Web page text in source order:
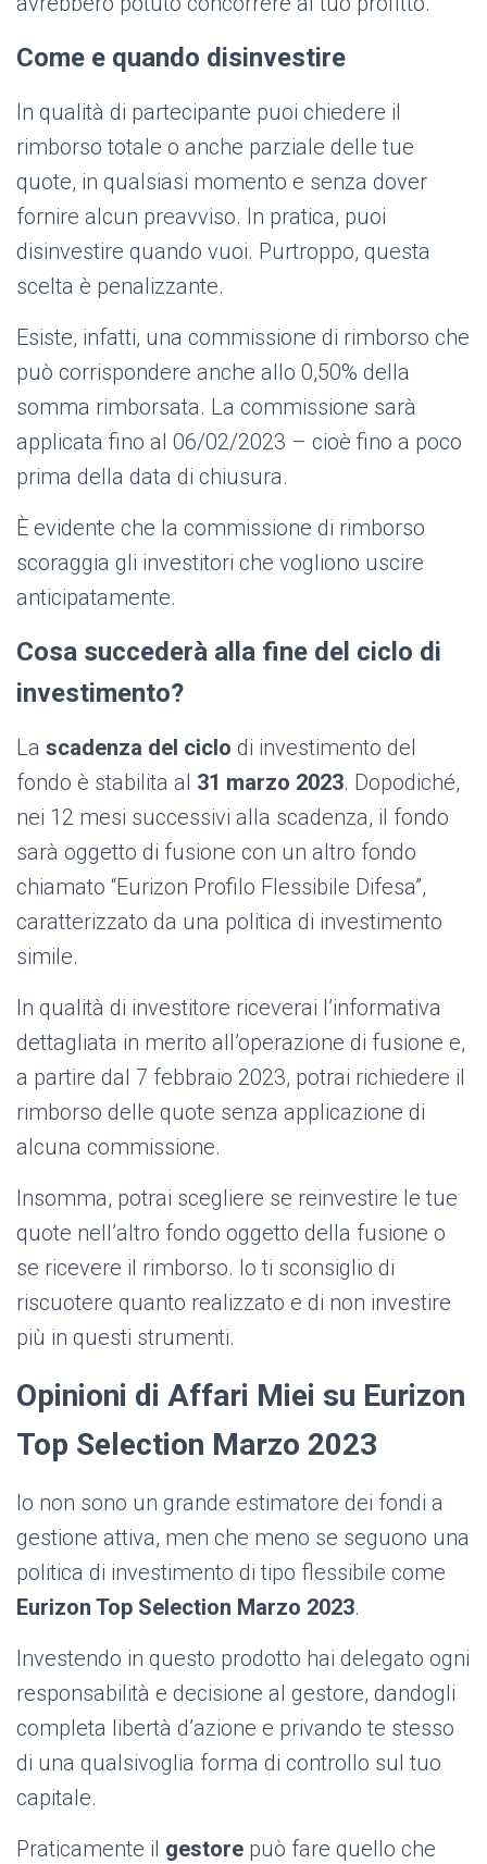
Come e quando disinvestire
In qualità di partecipante puoi chiedere il
rimborso totale o anche parziale delle tue
quote, in qualsiasi momento e senza dover
fornire alcun preavviso. In pratica, puoi
disinvestire quando vuoi. Purtroppo, questa
scelta è penalizzante.
Esiste, infatti, una commissione di rimborso che
può corrispondere anche allo 0,50% della
somma rimborsata. La commissione sarà
applicata fino al 06/02/2023 – cioè fino a poco
prima della data di chiusura.
È evidente che la commissione di rimborso
scoraggia gli investitori che vogliono uscire
anticipatamente.
Cosa succederà alla fine del ciclo di
investimento?
La scadenza del ciclo di investimento del
fondo è stabilita al 31 marzo 2023. Dopodiché,
nei 12 mesi successivi alla scadenza, il fondo
sarà oggetto di fusione con un altro fondo
chiamato “Eurizon Profilo Flessibile Difesa”,
caratterizzato da una politica di investimento
simile.
In qualità di investitore riceverai l’informativa
dettagliata in merito all’operazione di fusione e,
a partire dal 7 febbraio 2023, potrai richiedere il
rimborso delle quote senza applicazione di
alcuna commissione.
Insomma, potrai scegliere se reinvestire le tue
quote nell’altro fondo oggetto della fusione o
se ricevere il rimborso. Io ti sconsiglio di
riscuotere quanto realizzato e di non investire
più in questi strumenti.
Opinioni di Affari Miei su Eurizon
Top Selection Marzo 2023
Io non sono un grande estimatore dei fondi a
gestione attiva, men che meno se seguono una
politica di investimento di tipo flessibile come
Eurizon Top Selection Marzo 2023.
Investendo in questo prodotto hai delegato ogni
responsabilità e decisione al gestore, dandogli
completa libertà d’azione e privando te stesso
di una qualsivoglia forma di controllo sul tuo
capitale.
Praticamente il gestore può fare quello che